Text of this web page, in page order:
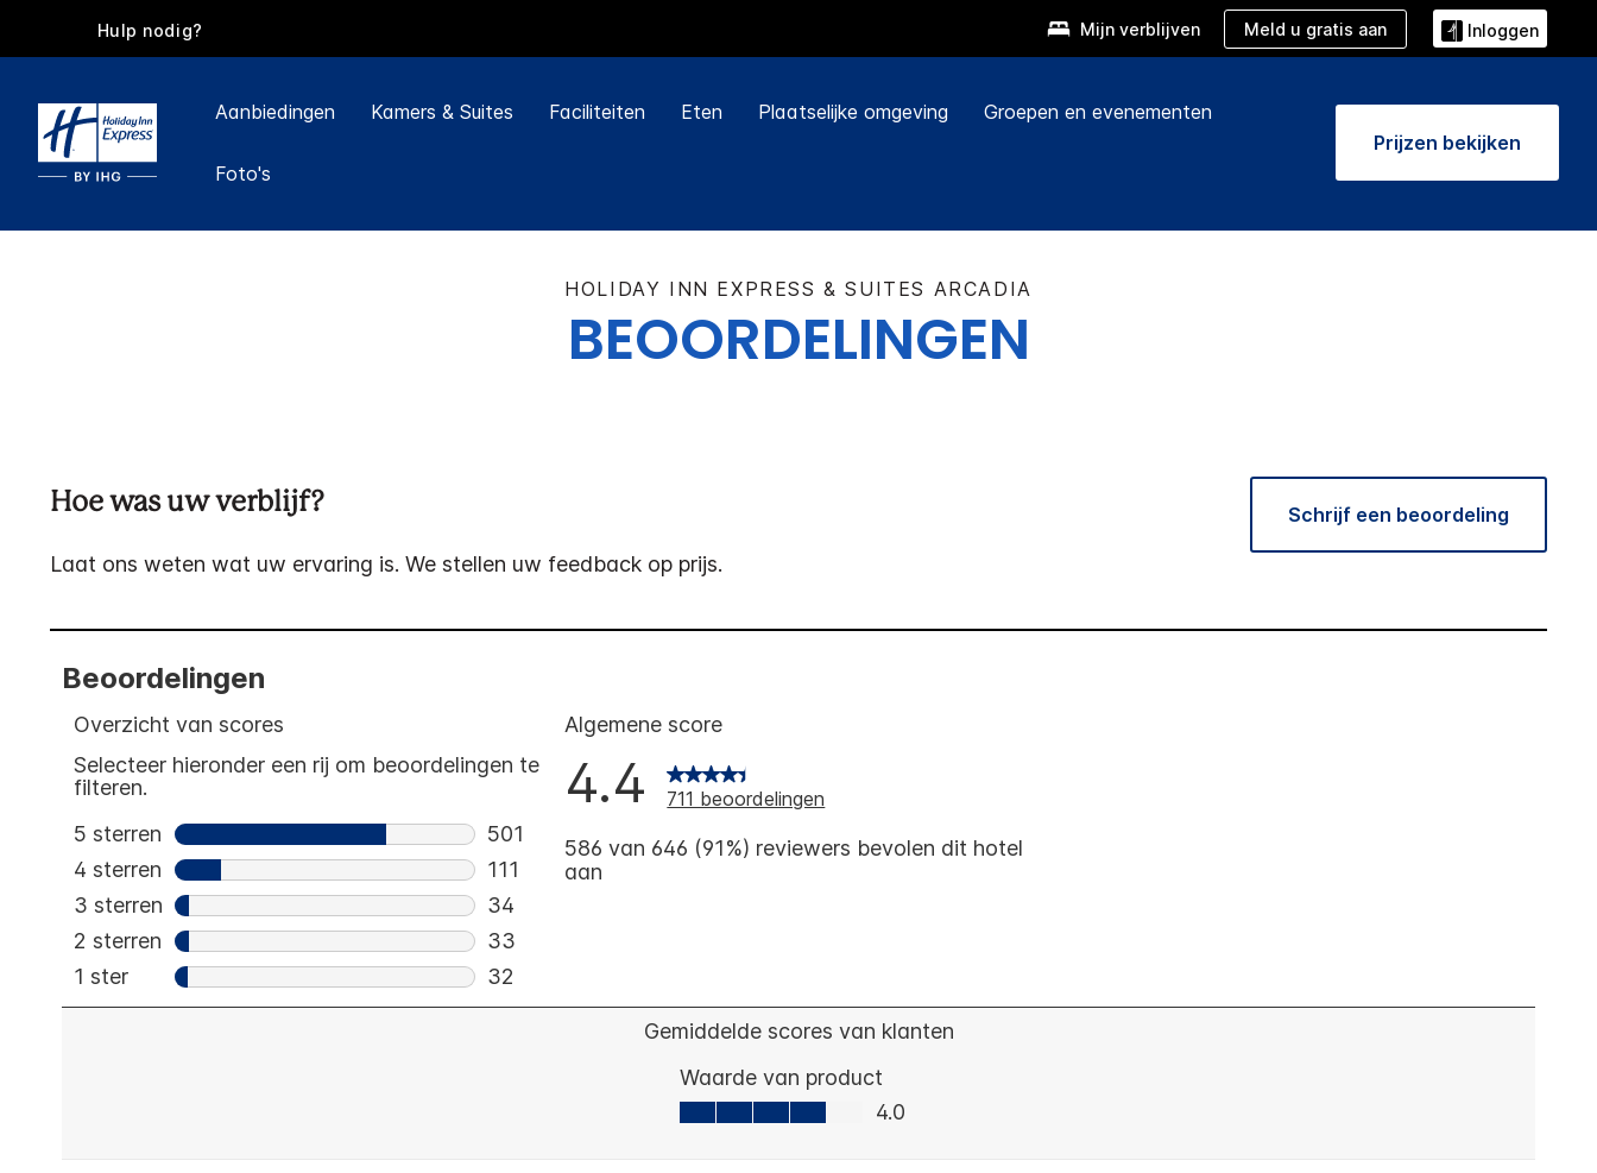
Hulp nodig? Mijn verblijven Meld u gratis aan Inloggen
Aanbiedingen Kamers & Suites Faciliteiten Eten Plaatselijke omgeving Groepen en evenementen
Foto's
Prijzen bekijken
HOLIDAY INN EXPRESS & SUITES ARCADIA
BEOORDELINGEN
Hoe was uw verblijf?
Laat ons weten wat uw ervaring is. We stellen uw feedback op prijs.
Schrijf een beoordeling